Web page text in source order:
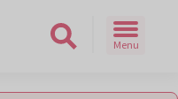
Menu